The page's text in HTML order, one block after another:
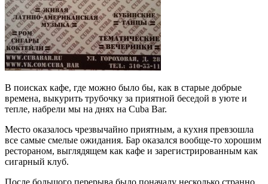
В поисках кафе, где можно было бы, как в старые добрые
времена, выкурить трубочку за приятной беседой в уюте и
тепле, набрели мы на днях на Cuba Bar.
Место оказалось чрезвычайно приятным, а кухня превзошла
все самые смелые ожидания. Бар оказался вообще-то хорошим
рестораном, выглядящем как кафе и зарегистрированным как
сигарный клуб.